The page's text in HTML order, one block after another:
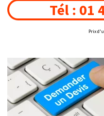
Tél : 01
Prix